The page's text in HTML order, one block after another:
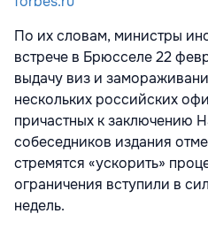
По их словам, министры
встрече в Брюсселе 22
выдачу виз и
нескольких российских
причастных к заключению
собеседников издания
стремятся «ускорить»
ограничения вступили в
недель.